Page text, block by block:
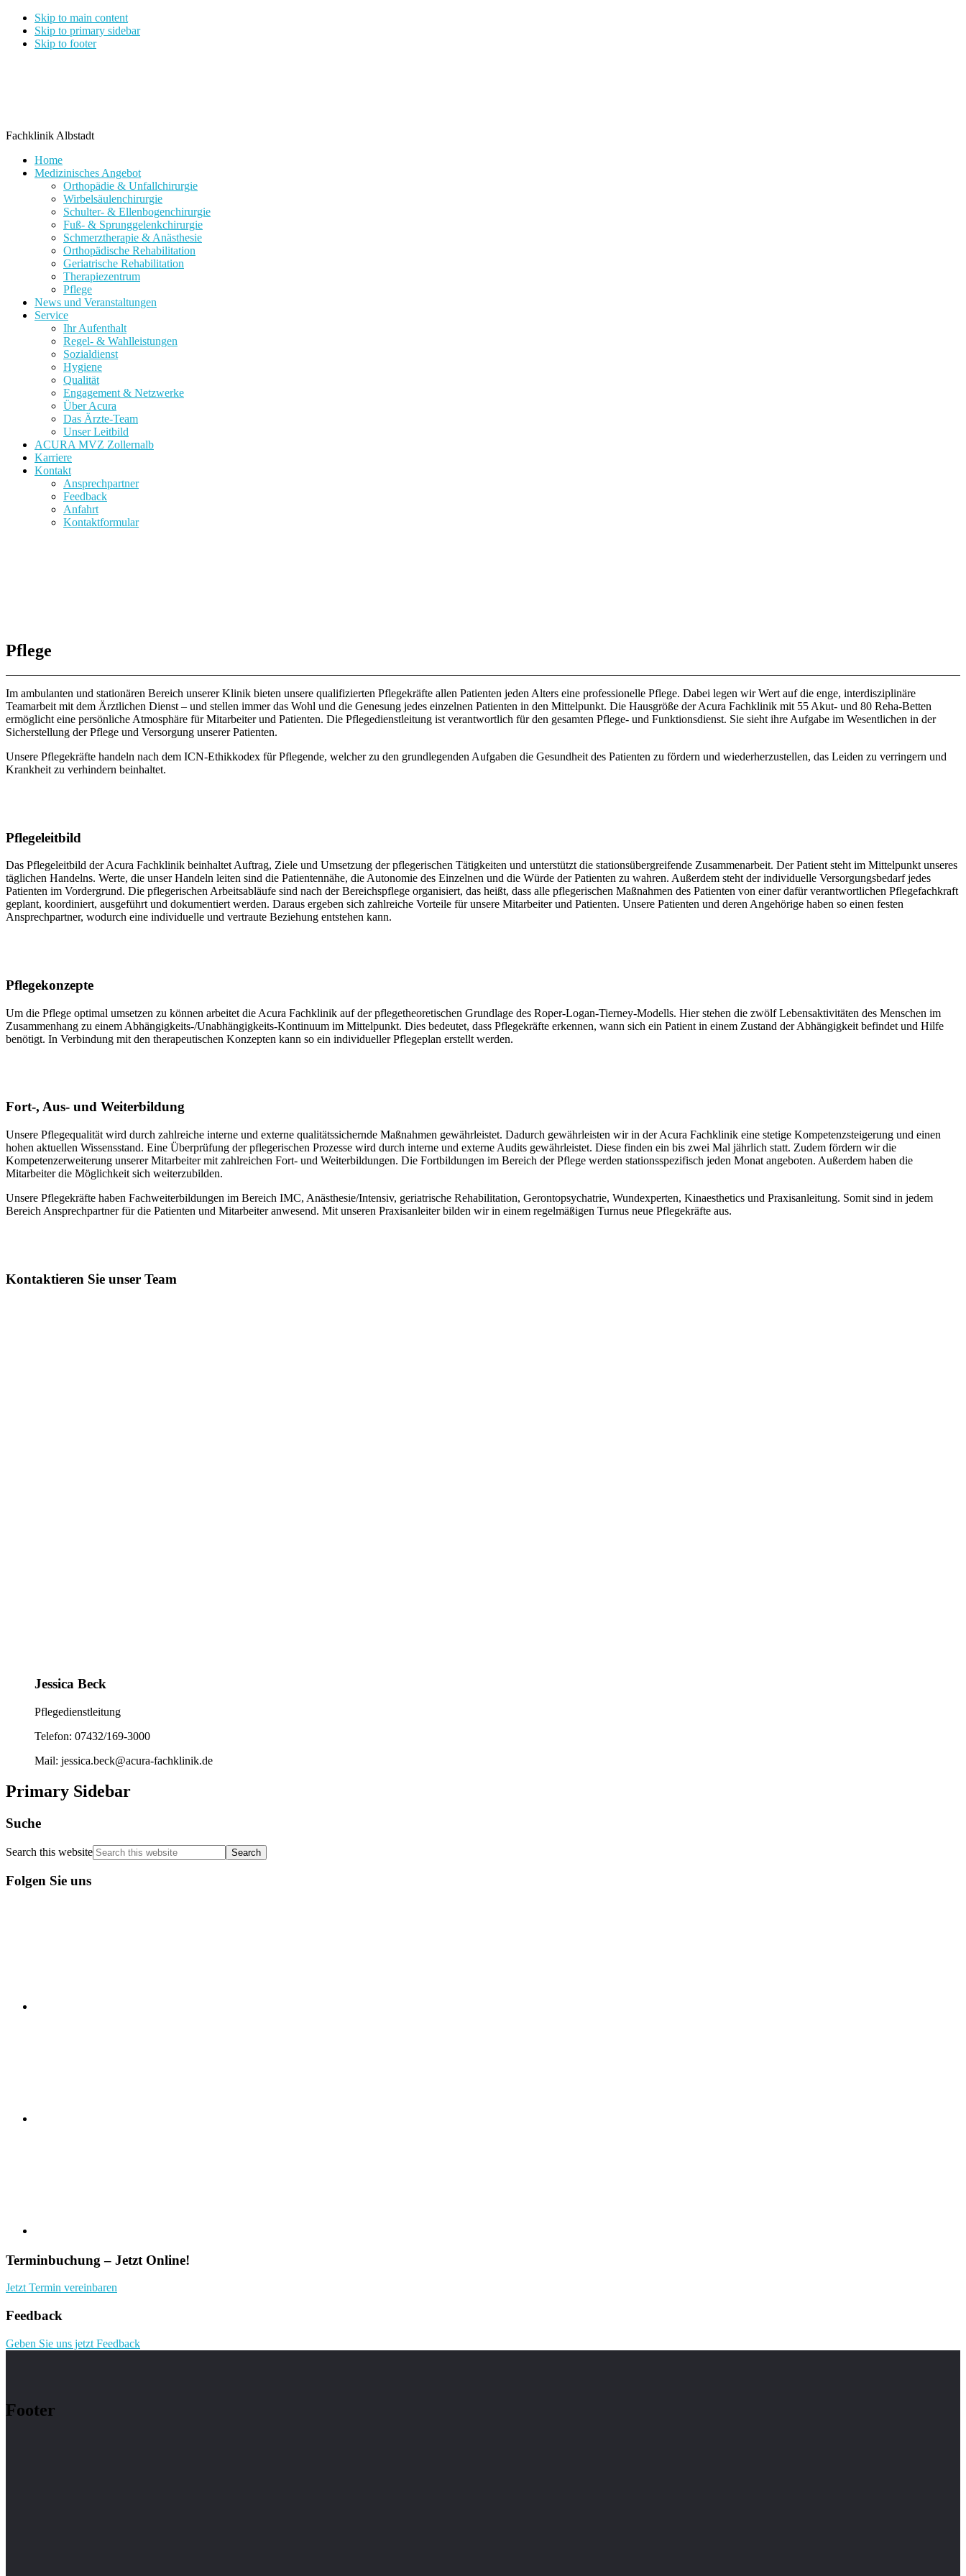
Skip to main content
Skip to primary sidebar
Skip to footer
Fachklinik Albstadt
Home
Medizinisches Angebot
Orthopädie & Unfallchirurgie
Wirbelsäulenchirurgie
Schulter- & Ellenbogenchirurgie
Fuß- & Sprunggelenkchirurgie
Schmerztherapie & Anästhesie
Orthopädische Rehabilitation
Geriatrische Rehabilitation
Therapiezentrum
Pflege
News und Veranstaltungen
Service
Ihr Aufenthalt
Regel- & Wahlleistungen
Sozialdienst
Hygiene
Qualität
Engagement & Netzwerke
Über Acura
Das Ärzte-Team
Unser Leitbild
ACURA MVZ Zollernalb
Karriere
Kontakt
Ansprechpartner
Feedback
Anfahrt
Kontaktformular
Pflege
Im ambulanten und stationären Bereich unserer Klinik bieten unsere qualifizierten Pflegekräfte allen Patienten jeden Alters eine professionelle Pflege. Dabei legen wir Wert auf die enge, interdisziplinäre
Teamarbeit mit dem Ärztlichen Dienst – und stellen immer das Wohl und die Genesung jedes einzelnen Patienten in den Mittelpunkt. Die Hausgröße der Acura Fachklinik mit 55 Akut- und 80 Reha-Betten
ermöglicht eine persönliche Atmosphäre für Mitarbeiter und Patienten. Die Pflegedienstleitung ist verantwortlich für den gesamten Pflege- und Funktionsdienst. Sie sieht ihre Aufgabe im Wesentlichen in der
Sicherstellung der Pflege und Versorgung unserer Patienten.
Unsere Pflegekräfte handeln nach dem ICN-Ethikkodex für Pflegende, welcher zu den grundlegenden Aufgaben die Gesundheit des Patienten zu fördern und wiederherzustellen, das Leiden zu verringern und
Krankheit zu verhindern beinhaltet.
Pflegeleitbild
Das Pflegeleitbild der Acura Fachklinik beinhaltet Auftrag, Ziele und Umsetzung der pflegerischen Tätigkeiten und unterstützt die stationsübergreifende Zusammenarbeit. Der Patient steht im Mittelpunkt unseres
täglichen Handelns. Werte, die unser Handeln leiten sind die Patientennähe, die Autonomie des Einzelnen und die Würde der Patienten zu wahren. Außerdem steht der individuelle Versorgungsbedarf jedes
Patienten im Vordergrund. Die pflegerischen Arbeitsabläufe sind nach der Bereichspflege organisiert, das heißt, dass alle pflegerischen Maßnahmen des Patienten von einer dafür verantwortlichen Pflegefachkraft
geplant, koordiniert, ausgeführt und dokumentiert werden. Daraus ergeben sich zahlreiche Vorteile für unsere Mitarbeiter und Patienten. Unsere Patienten und deren Angehörige haben so einen festen
Ansprechpartner, wodurch eine individuelle und vertraute Beziehung entstehen kann.
Pflegekonzepte
Um die Pflege optimal umsetzen zu können arbeitet die Acura Fachklinik auf der pflegetheoretischen Grundlage des Roper-Logan-Tierney-Modells. Hier stehen die zwölf Lebensaktivitäten des Menschen im
Zusammenhang zu einem Abhängigkeits-/Unabhängigkeits-Kontinuum im Mittelpunkt. Dies bedeutet, dass Pflegekräfte erkennen, wann sich ein Patient in einem Zustand der Abhängigkeit befindet und Hilfe
benötigt. In Verbindung mit den therapeutischen Konzepten kann so ein individueller Pflegeplan erstellt werden.
Fort-, Aus- und Weiterbildung
Unsere Pflegequalität wird durch zahlreiche interne und externe qualitätssichernde Maßnahmen gewährleistet. Dadurch gewährleisten wir in der Acura Fachklinik eine stetige Kompetenzsteigerung und einen
hohen aktuellen Wissensstand. Eine Überprüfung der pflegerischen Prozesse wird durch interne und externe Audits gewährleistet. Diese finden ein bis zwei Mal jährlich statt. Zudem fördern wir die
Kompetenzerweiterung unserer Mitarbeiter mit zahlreichen Fort- und Weiterbildungen. Die Fortbildungen im Bereich der Pflege werden stationsspezifisch jeden Monat angeboten. Außerdem haben die
Mitarbeiter die Möglichkeit sich weiterzubilden.
Unsere Pflegekräfte haben Fachweiterbildungen im Bereich IMC, Anästhesie/Intensiv, geriatrische Rehabilitation, Gerontopsychatrie, Wundexperten, Kinaesthetics und Praxisanleitung. Somit sind in jedem
Bereich Ansprechpartner für die Patienten und Mitarbeiter anwesend. Mit unseren Praxisanleiter bilden wir in einem regelmäßigen Turnus neue Pflegekräfte aus.
Kontaktieren Sie unser Team
Jessica Beck
Pflegedienstleitung
Telefon: 07432/169-3000
Mail: jessica.beck@acura-fachklinik.de
Primary Sidebar
Suche
Search this website
Folgen Sie uns
Terminbuchung – Jetzt Online!
Jetzt Termin vereinbaren
Feedback
Geben Sie uns jetzt Feedback
Footer